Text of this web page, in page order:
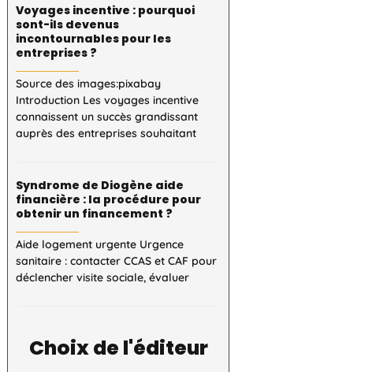
Voyages incentive : pourquoi
sont-ils devenus
incontournables pour les
entreprises ?
Source des images:pixabay
Introduction Les voyages incentive
connaissent un succès grandissant
auprès des entreprises souhaitant
Syndrome de Diogène aide
financière : la procédure pour
obtenir un financement ?
Aide logement urgente Urgence
sanitaire : contacter CCAS et CAF pour
déclencher visite sociale, évaluer
Choix de l'éditeur